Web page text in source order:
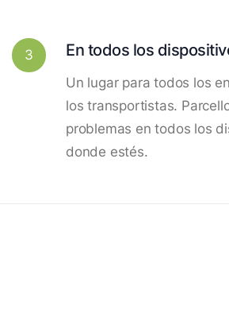
3 En todos los
Un lugar para todos los
los transportistas.
problemas en todos los
donde estés.